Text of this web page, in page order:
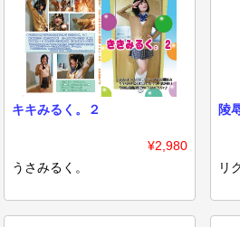
キキみるく。２
¥2,980
うさみるく。
陵
リ